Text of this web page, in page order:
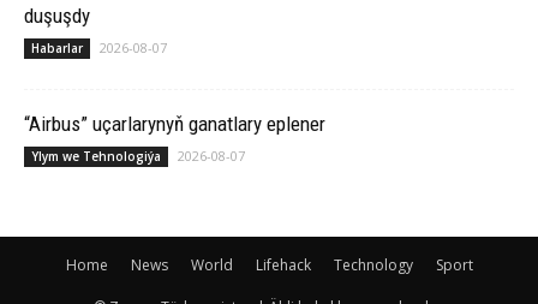
duşuşdy
Habarlar 2026-08-07
“Airbus” uçarlarynyň ganatlary eplener
Ylym we Tehnologiýa 2026-08-07
Home News World Lifehack Technology Sport